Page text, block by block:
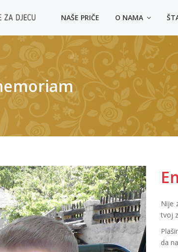
NAŠE PRIČE O NAMA
Nije
tvoj
da